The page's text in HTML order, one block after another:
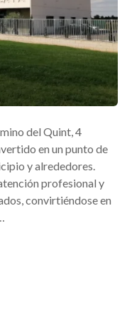
del Quint, 4
en un punto de
y alrededores.
profesional y
convirtiéndose en